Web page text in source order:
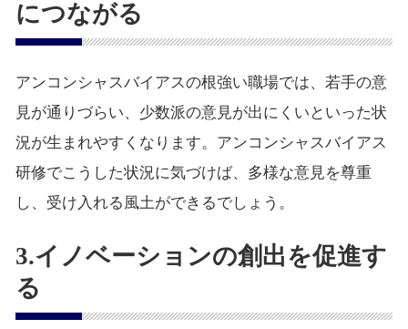
につながる
アンコンシャスバイアスの根強い職場では、若手の意
見が通りづらい、少数派の意見が出にくいといった状
況が生まれやすくなります。アンコンシャスバイアス
研修でこうした状況に気づけば、多様な意見を尊重
し、受け入れる風土ができるでしょう。
3.イノベーションの創出を促進す
る